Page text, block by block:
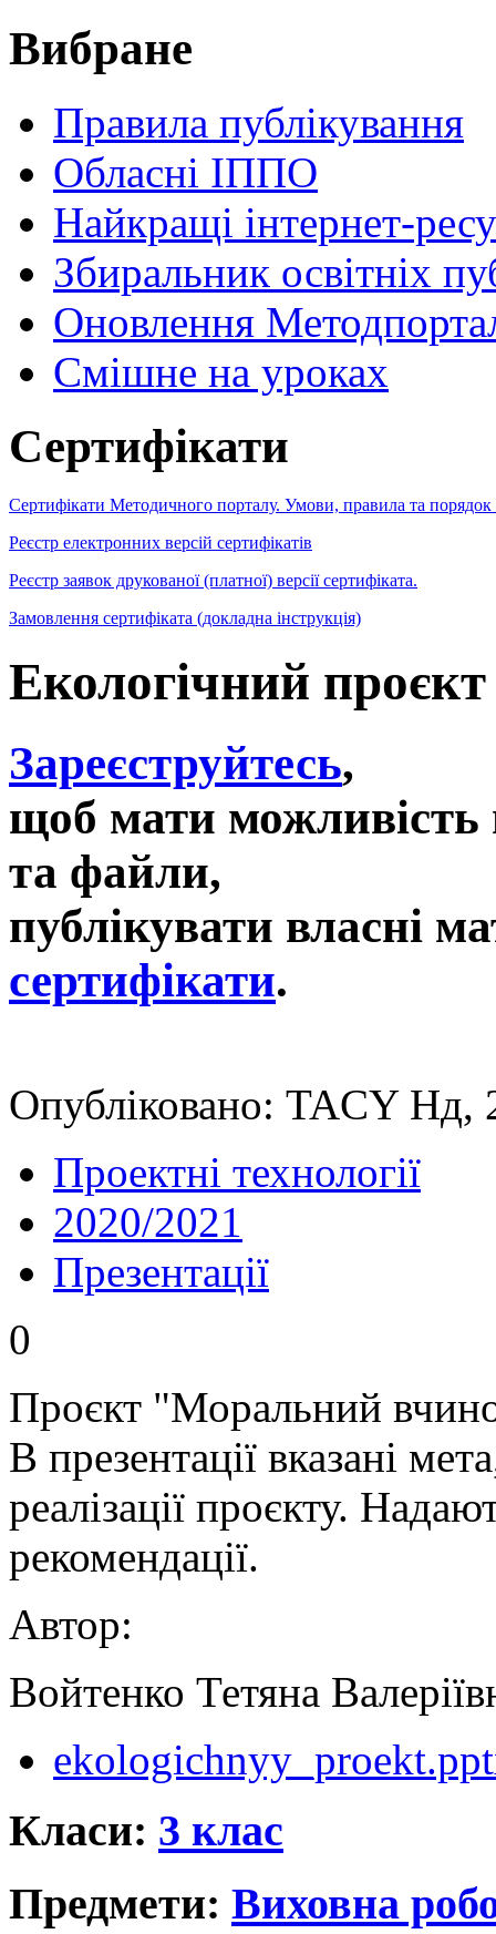
Вибране
Правила публікування
Обласні ІППО
Найкращі інтернет-
Збиральник освітніх
Оновлення
Cмішне на уроках
Сертифікати
Сертифікати Методичного порталу. Умови, правила та порядок
Реєстр електронних версій сертифікатів
Реєстр заявок друкованої (платної) версії сертифіката.
Замовлення сертифіката (докладна інструкція)
Екологічний
Зареєструйтесь,
щоб мати можливість
та файли,
публікувати власні
сертифікати.
Опубліковано: TACY Нд,
Проектні технології
2020/2021
Презентації
0
Проєкт "Моральний
В презентації вказані
реалізації проєкту.
рекомендації.
Автор:
Войтенко Тетяна
Класи: 3 клас
Предмети: Виховна